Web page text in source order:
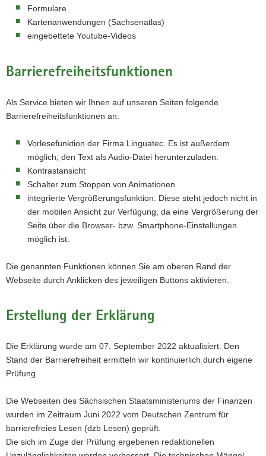
Formulare
Kartenanwendungen (Sachsenatlas)
eingebettete Youtube-Videos
Barrierefreiheitsfunktionen
Als Service bieten wir Ihnen auf unseren Seiten folgende
Barrierefreiheitsfunktionen an:
Vorlesefunktion der Firma Linguatec. Es ist außerdem
möglich, den Text als Audio-Datei herunterzuladen.
Kontrastansicht
Schalter zum Stoppen von Animationen
integrierte Vergrößerungsfunktion. Diese steht jedoch nicht in
der mobilen Ansicht zur Verfügung, da eine Vergrößerung der
Seite über die Browser- bzw. Smartphone-Einstellungen
möglich ist.
Die genannten Funktionen können Sie am oberen Rand der
Webseite durch Anklicken des jeweiligen Buttons aktivieren.
Erstellung der Erklärung
Die Erklärung wurde am 07. September 2022 aktualisiert. Den
Stand der Barrierefreiheit ermitteln wir kontinuierlich durch eigene
Prüfung.
Die Webseiten des Sächsischen Staatsministeriums der Finanzen
wurden im Zeitraum Juni 2022 vom Deutschen Zentrum für
barrierefreies Lesen (dzb Lesen) geprüft.
Die sich im Zuge der Prüfung ergebenen redaktionellen